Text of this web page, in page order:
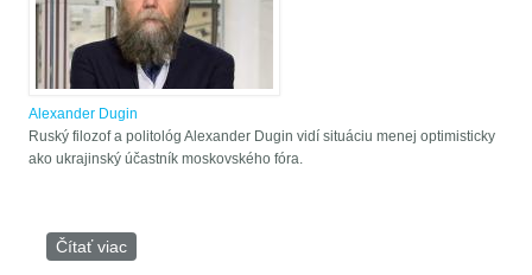
Alexander Dugin
Ruský filozof a politológ Alexander Dugin vidí situáciu menej optimisticky
ako ukrajinský účastník moskovského fóra.
Čítať viac